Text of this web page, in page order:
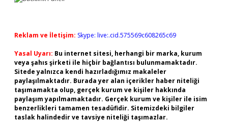
Reklam ve İletişim: Skype: live:.cid.575569c608265c69
Yasal Uyarı: Bu internet sitesi, herhangi bir marka, kurum
veya şahıs şirketi ile hiçbir bağlantısı bulunmamaktadır.
Sitede yalnızca kendi hazırladığımız makaleler
paylaşılmaktadır. Burada yer alan içerikler haber niteliği
taşımamakta olup, gerçek kurum ve kişiler hakkında
paylaşım yapılmamaktadır. Gerçek kurum ve kişiler ile isim
benzerlikleri tamamen tesadüfidir. Sitemizdeki bilgiler
taslak halindedir ve tavsiye niteliği taşımazlar.